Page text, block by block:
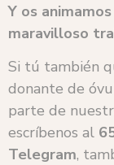
Y os
maravilloso
Si tú también
donante de
parte de
escríbenos al
Telegram,